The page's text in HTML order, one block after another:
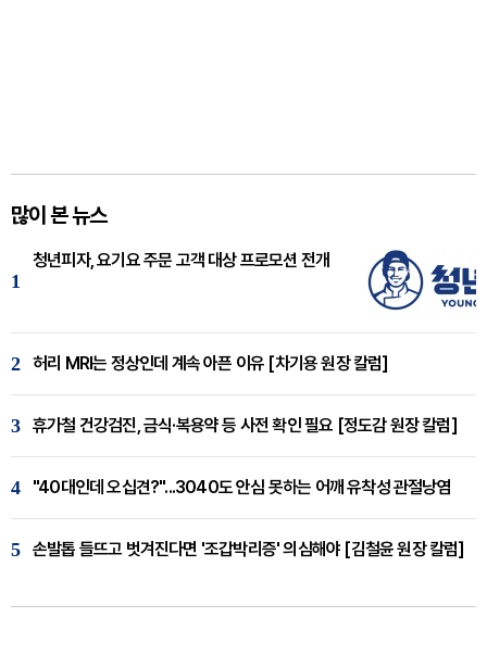
많이 본 뉴스
1
청년피자, 요기요 주문 고객 대상 프로모션 전개
2 허리 MRI는 정상인데 계속 아픈 이유 [차기용 원장 칼럼]
3 휴가철 건강검진, 금식·복용약 등 사전 확인 필요 [정도감 원장 칼럼]
4 "40대인데 오십견?"...3040도 안심 못하는 어깨 유착성 관절낭염
5 손발톱 들뜨고 벗겨진다면 '조갑박리증' 의심해야 [김철윤 원장 칼럼]